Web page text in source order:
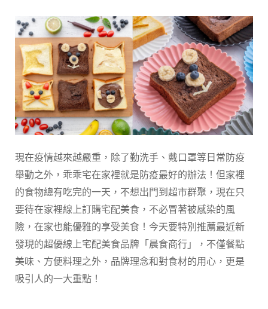
現在疫情越來越嚴重，除了勤洗手、戴口罩等日常防疫
舉動之外，乖乖宅在家裡就是防疫最好的辦法！但家裡
的食物總有吃完的一天，不想出門到超市群聚，現在只
要待在家裡線上訂購宅配美食，不必冒著被感染的風
險，在家也能優雅的享受美食！今天要特別推薦最近新
發現的超優線上宅配美食品牌「晨食商行」，不僅餐點
美味、方便料理之外，品牌理念和對食材的用心，更是
吸引人的一大重點！